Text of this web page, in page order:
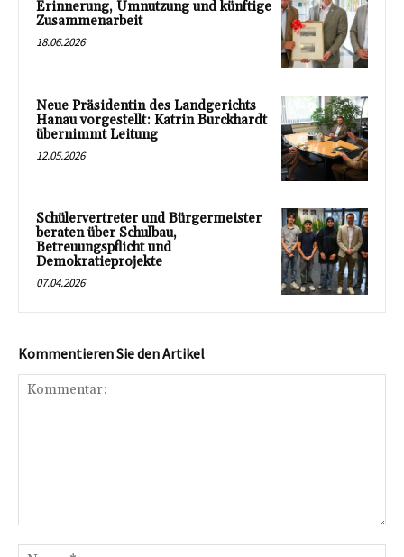
Erinnerung, Umnutzung und künftige
Zusammenarbeit
18.06.2026
Neue Präsidentin des Landgerichts
Hanau vorgestellt: Katrin Burckhardt
übernimmt Leitung
12.05.2026
Schülervertreter und Bürgermeister
beraten über Schulbau,
Betreuungspflicht und
Demokratieprojekte
07.04.2026
Kommentieren Sie den Artikel